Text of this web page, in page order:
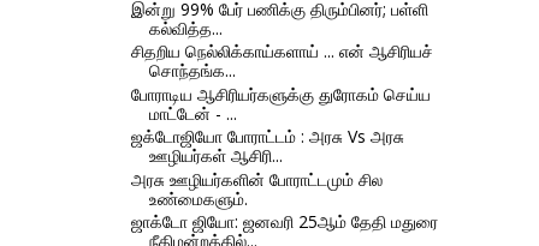
இன்று 99% பேர் பணிக்கு திரும்பினர்; பள்ளி
கல்வித்த...
சிதறிய நெல்லிக்காய்களாய் ... என் ஆசிரியச்
சொந்தங்க...
போராடிய ஆசிரியர்களுக்கு துரோகம் செய்ய
மாட்டேன் - ...
ஜக்டோஜியோ போராட்டம் : அரசு Vs அரசு
ஊழியர்கள் ஆசிரி...
அரசு ஊழியர்களின் போராட்டமும் சில
உண்மைகளும்.
ஜாக்டோ ஜியோ: ஜனவரி 25ஆம் தேதி மதுரை
நீதிமன்றத்தில்...